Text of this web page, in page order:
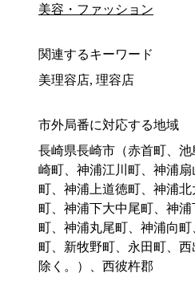
美容・ファッション
関連するキーワード
美理容店, 理容店
市外局番に対応する地域
長崎県長崎市（赤首町、
崎町、神浦江川町、神浦
町、神浦上道徳町、神浦
町、神浦下大中尾町、神
町、神浦丸尾町、神浦向
町、新牧野町、永田町、
除く。）、西彼杵郡